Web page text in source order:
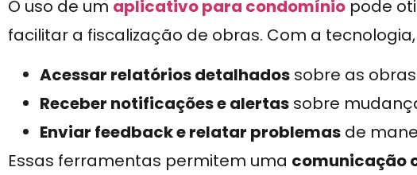
O uso de um aplicativo para condomínio pode
facilitar a fiscalização de obras. Com a
Acessar relatórios detalhados sobre as
Receber notificações e alertas sobre
Enviar feedback e relatar problemas de
Essas ferramentas permitem uma comunicação